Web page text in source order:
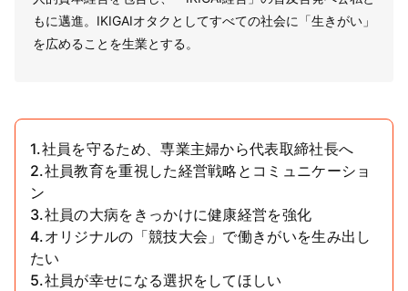
もに邁進。IKIGAIオタクとしてすべての社会に「生きがい」
を広めることを生業とする。
1.社員を守るため、専業主婦から代表取締社長へ
2.社員教育を重視した経営戦略とコミュニケーショ
ン
3.社員の大病をきっかけに健康経営を強化
4.オリジナルの「競技大会」で働きがいを生み出し
たい
5.社員が幸せになる選択をしてほしい